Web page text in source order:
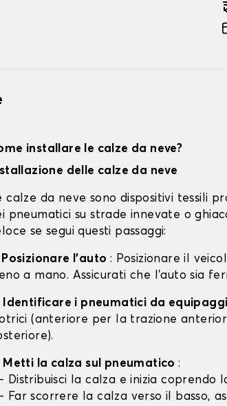
installare le calze da neve?
delle calze da neve
calze da neve sono dispositivi tessili
pneumatici su strade innevate o
se segui questi passaggi:
Posizionare l'auto : Posizionare il
a mano. Assicurati che l'auto sia
Identificare i pneumatici da
(anteriore per la trazione
Metti la calza sul pneumatico:
- Distribuisci la calza e inizia coprendo
- Far scorrere la calza verso il basso,